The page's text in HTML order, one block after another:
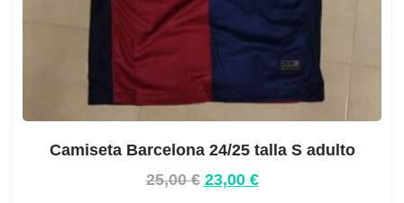
Camiseta Barcelona 24/25 talla S adulto
25,00€ 23,00 €